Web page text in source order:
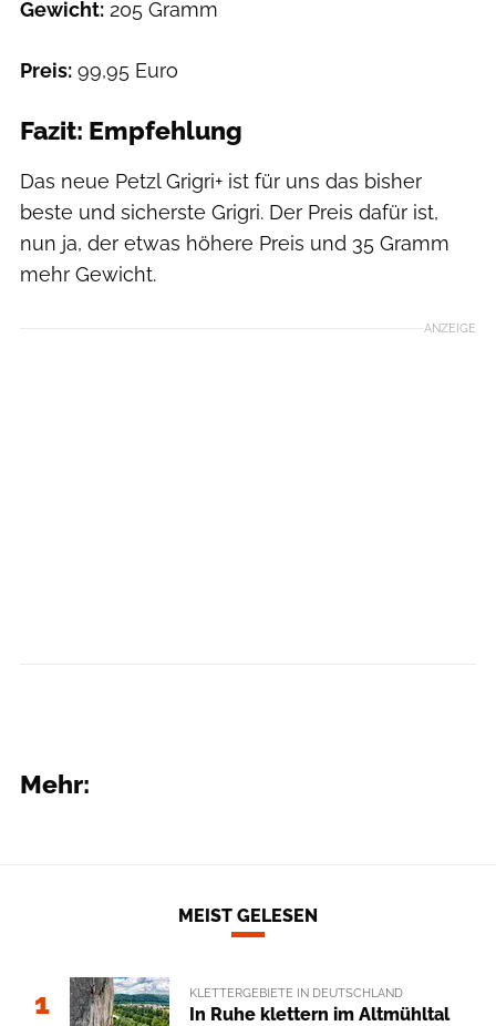
Gewicht: 205 Gramm
Preis: 99,95 Euro
Fazit: Empfehlung
Das neue Petzl Grigri+ ist für uns das bisher
beste und sicherste Grigri. Der Preis dafür ist,
nun ja, der etwas höhere Preis und 35 Gramm
mehr Gewicht.
ANZEIGE
Mehr:
MEIST GELESEN
1 KLETTERGEBIETE IN DEUTSCHLAND
In Ruhe klettern im Altmühltal